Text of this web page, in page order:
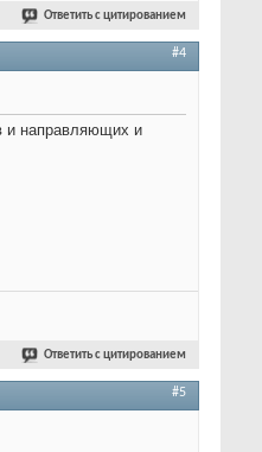
Ответить с цитированием
#4
и направляющих и
Ответить с цитированием
#5